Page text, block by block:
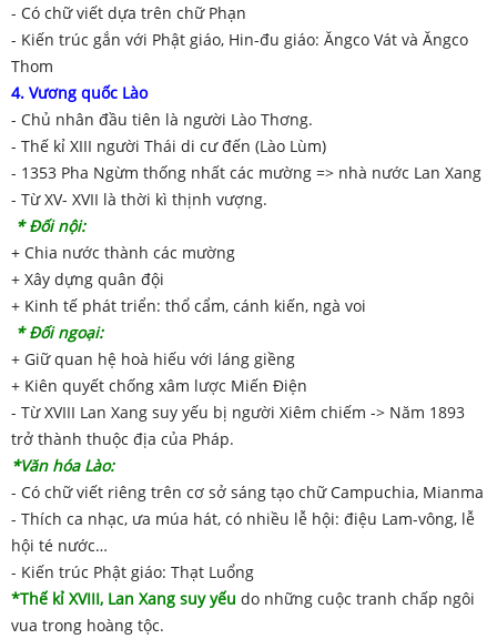
- Có chữ viết dựa trên chữ Phạn
- Kiến trúc gắn với Phật giáo, Hin-đu giáo: Ăngco Vát và Ăngco
Thom
4. Vương quốc Lào
- Chủ nhân đầu tiên là người Lào Thơng.
- Thế kỉ XIII người Thái di cư đến (Lào Lùm)
- 1353 Pha Ngừm thống nhất các mường => nhà nước Lan Xang
- Từ XV- XVII là thời kì thịnh vượng.
* Đối nội:
+ Chia nước thành các mường
+ Xây dựng quân đội
+ Kinh tế phát triển: thổ cẩm, cánh kiến, ngà voi
* Đối ngoại:
+ Giữ quan hệ hoà hiếu với láng giềng
+ Kiên quyết chống xâm lược Miến Điện
- Từ XVIII Lan Xang suy yếu bị người Xiêm chiếm -> Năm 1893
trở thành thuộc địa của Pháp.
*Văn hóa Lào:
- Có chữ viết riêng trên cơ sở sáng tạo chữ Campuchia, Mianma
- Thích ca nhạc, ưa múa hát, có nhiều lễ hội: điệu Lam-vông, lễ
hội té nước…
- Kiến trúc Phật giáo: Thạt Luổng
*Thế kỉ XVIII, Lan Xang suy yếu do những cuộc tranh chấp ngôi
vua trong hoàng tộc.